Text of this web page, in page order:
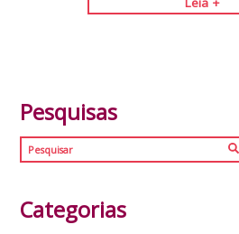
Pesquisas
Categorias